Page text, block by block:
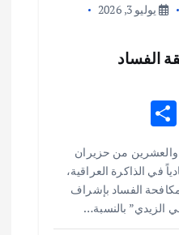
يوليو 3, 2026
الفساد
h
S
ar
e
من حزيران
في الذاكرة العراقية،
الفساد بإشراف
الزيدي” بالنسبة…